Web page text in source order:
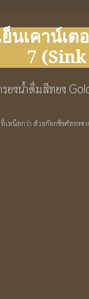
นเคาน์เต
7
เหนือกว่า ด้วยก๊อกซิงค์ทองจา